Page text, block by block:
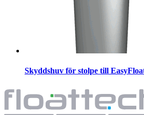
Skyddshuv för stolpe till